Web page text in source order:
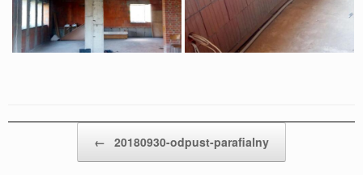
← 20180930-odpust-parafialny